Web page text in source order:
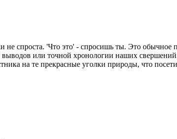
не спроста. 'Что это' - спросишь ты. Это обычное
выводов или точной хронологии наших
на те прекрасные уголки природы, что